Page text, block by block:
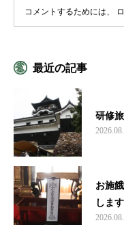
コメントするためには、
最近の記事
研修
お施
します